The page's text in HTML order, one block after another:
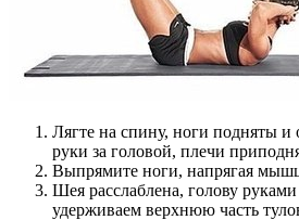
Лягте на спину, ноги подняты и
руки за головой, плечи
Выпрямите ноги, напрягая
Шея расслаблена, голову
удерживаем верхнюю часть